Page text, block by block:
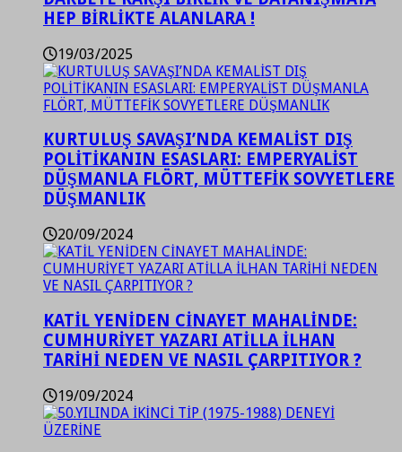
HEP BİRLİKTE ALANLARA !
19/03/2025
KURTULUŞ SAVAŞI’NDA KEMALİST DIŞ
POLİTİKANIN ESASLARI: EMPERYALİST
DÜŞMANLA FLÖRT, MÜTTEFİK SOVYETLERE
DÜŞMANLIK
20/09/2024
KATİL YENİDEN CİNAYET MAHALİNDE:
CUMHURİYET YAZARI ATİLLA İLHAN
TARİHİ NEDEN VE NASIL ÇARPITIYOR ?
19/09/2024